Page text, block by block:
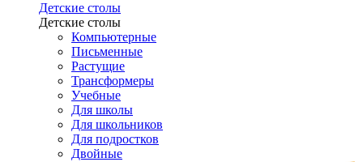
Детские столы
Детские столы
Компьютерные
Письменные
Растущие
Трансформеры
Учебные
Для школы
Для школьников
Для подростков
Двойные